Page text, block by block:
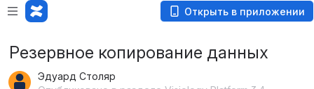
Открыть в приложении
Резервное копирование данных
Эдуард Столяр